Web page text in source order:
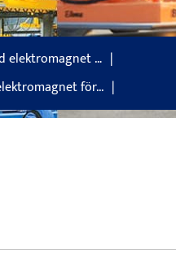
elektromagnet …
för...